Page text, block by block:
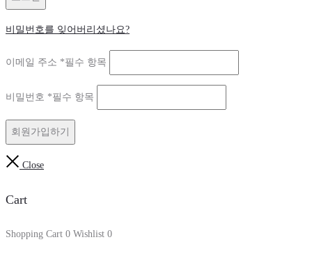
비밀번호를 잊어버리셨나요?
이메일 주소 *필수 항목
비밀번호 *필수 항목
회원가입하기
Close
Cart
Shopping Cart 0 Wishlist 0